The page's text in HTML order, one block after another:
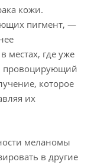
кожи.
пигмент, —
местах, где уже
провоцирующий
которое
их
меланомы
в другие